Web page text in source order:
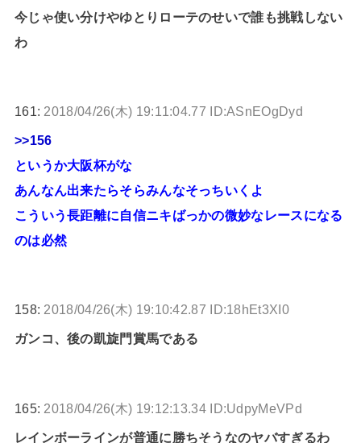
今じゃ使い分けやゆとりローテのせいで誰も挑戦しない
わ
161: 2018/04/26(木) 19:11:04.77 ID:ASnEOgDyd
>>156
というか大阪杯がな
あんなん出来たらそらみんなそっちいくよ
こういう長距離に自信ニキばっかの微妙なレースになる
のは必然
158: 2018/04/26(木) 19:10:42.87 ID:18hEt3XI0
ガンコ、後の凱旋門賞馬である
165: 2018/04/26(木) 19:12:13.34 ID:UdpyMeVPd
レインボーラインが普通に勝ちそうなのヤバすぎるわ